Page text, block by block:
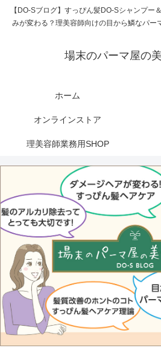
【DO-Sブログ】すっぴん髪DO-Sシャンプー
みが変わる？理美容師向けの目から鱗なパー
場末のパーマ屋の
ホーム
オンラインストア
理美容師業務用SHOP